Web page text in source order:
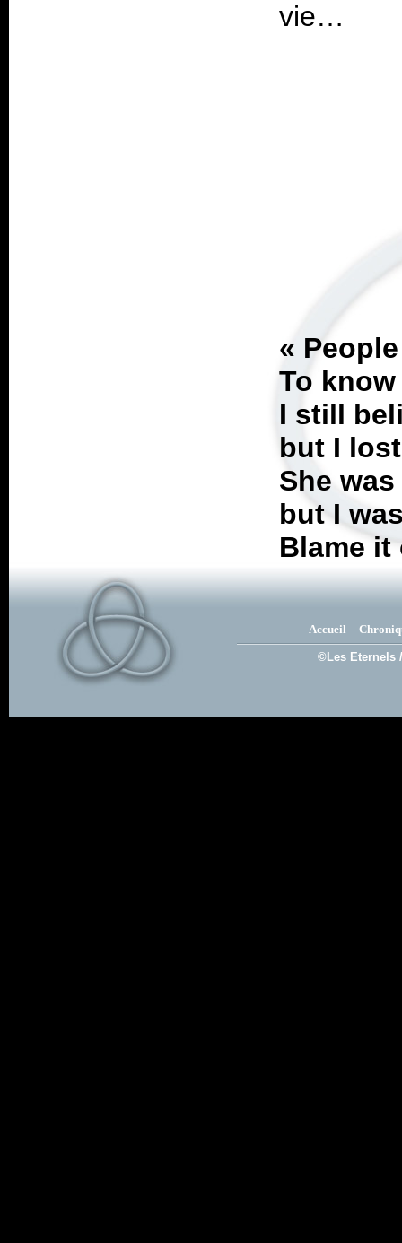
«
To
I still
but I
She
but I
Blame
Accueil
©Les Eternels